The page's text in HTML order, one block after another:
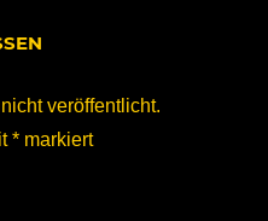
veröffentlicht.
* markiert